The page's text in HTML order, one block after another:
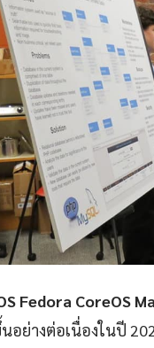
Fedora CoreOS
อย่างต่อเนื่องในปี